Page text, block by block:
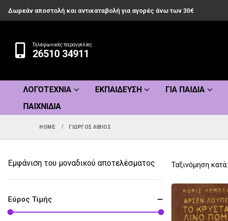
Δωρεάν αποστολή και αντικαταβολή για αγορές άνω των 30€
Τηλεφωνικές παραγγελίες
26510 34911
ΛΟΓΟΤΕΧΝΊΑ ΕΚΠΑΊΔΕΥΣΗ ΓΙΑ ΠΑΙΔΙΆ
ΠΑΙΧΝΊΔΙΑ
HOME ΓΙΏΡΓΟΣ ΛΊΒΙΟΣ
Ταξινόμηση κατά:
Εμφάνιση του μοναδικού αποτελέσματος
Εύρος Τιμής